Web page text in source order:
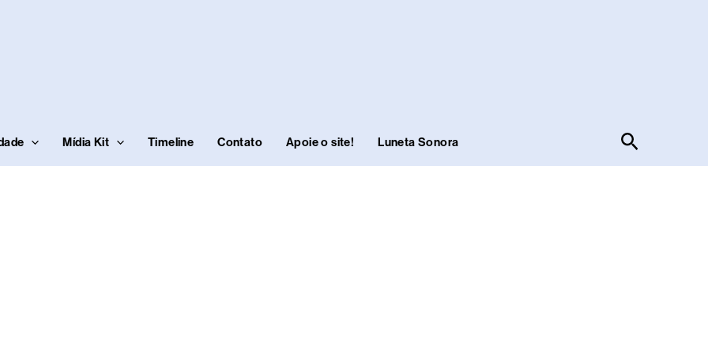
Mídia Kit Timeline Contato Apoie o site! Luneta Sonora Pesquisar